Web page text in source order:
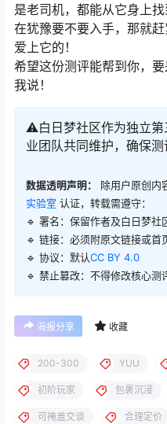
是老司机，都能从它身上
在犹豫要不要入手，那就
爱上它的！
希望这份测评能帮到你，
我说！
⚠️白日梦社区作为独立第
业团队共同维护，确保测
数据透明声明： 除用户原创内
实验室 认证，转载需遵守：
🔹 署名：保留作者及白日梦社
🔹 链接：必须附原文链接或首
🔹 协议：默认CC BY 4.0
🔹 禁止篡改：不得修改核心测
海报分享 收藏
200-300 YUU
初阶玩家 包裹沉浸
可掩盖交谈 合理定价